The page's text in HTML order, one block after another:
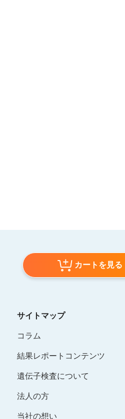
カートを見る
サイトマップ
コラム
結果レポートコンテンツ
遺伝子検査について
法人の方
当社の想い